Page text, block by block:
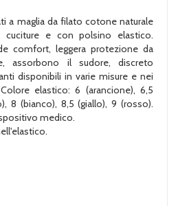
a maglia da filato cotone naturale
cuciture e con polsino elastico.
comfort, leggera protezione da
assorbono il sudore, discreto
disponibili in varie misure e nei
elastico: 6 (arancione), 6,5
8 (bianco), 8,5 (giallo), 9 (rosso).
medico.